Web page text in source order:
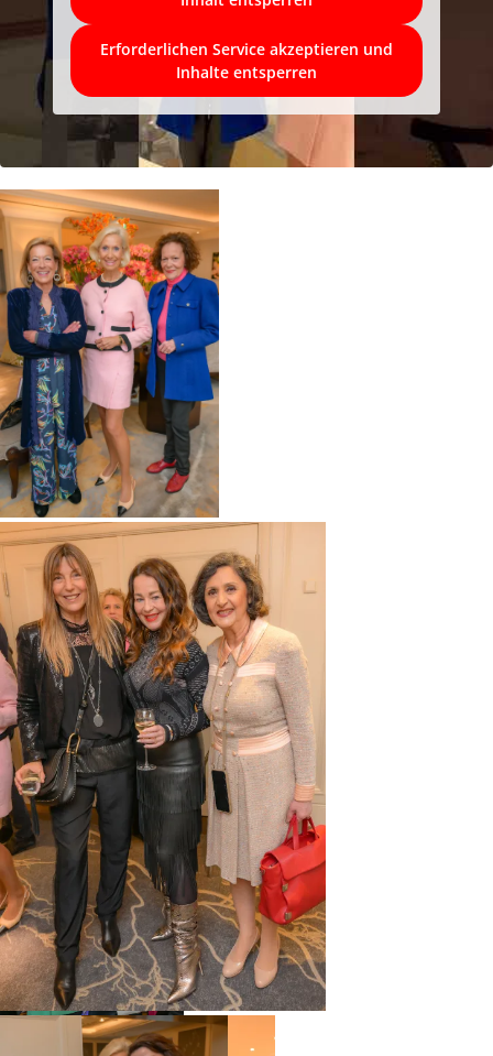
Erforderlichen Service akzeptieren und
Inhalte entsperren